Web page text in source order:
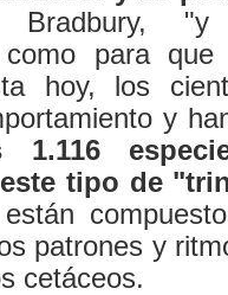
Bradbury,
como para
hoy, los
y
tipo de
patrones y
cetáceos.